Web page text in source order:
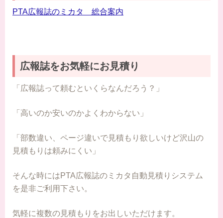
PTA広報誌のミカタ 総合案内
広報誌をお気軽にお見積り
「広報誌って頼むといくらなんだろう？」
「高いのか安いのかよくわからない」
「部数違い、ページ違いで見積もり欲しいけど沢山の
見積もりは頼みにくい」
そんな時にはPTA広報誌のミカタ自動見積りシステム
を是非ご利用下さい。
気軽に複数の見積もりをお出しいただけます。